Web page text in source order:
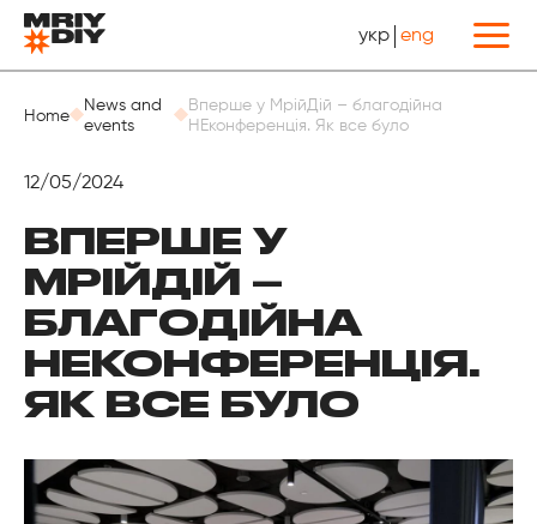
Назад
укр eng
Home
News and
events
Вперше у МрійДій – благодійна
НЕконференція. Як все було
12/05/2024
ВПЕРШЕ У
МРІЙДІЙ –
БЛАГОДІЙНА
НЕКОНФЕРЕНЦІЯ.
ЯК ВСЕ БУЛО